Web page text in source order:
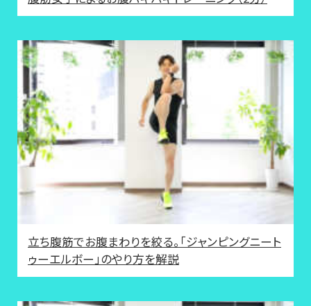
立ち腹筋でお腹まわりを絞る。「ジャンピングニート
ゥーエルボー」のやり方を解説